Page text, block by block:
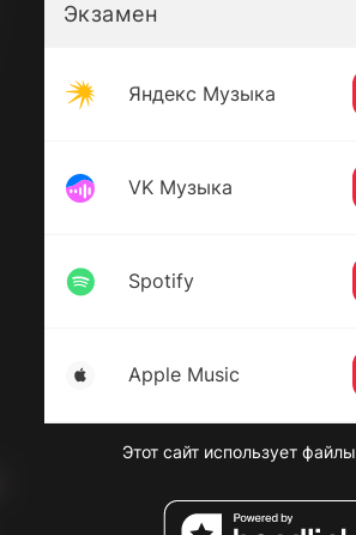
Экзамен
Яндекс Музыка
VK Музыка
Spotify
Apple Music
Этот сайт использует файлы